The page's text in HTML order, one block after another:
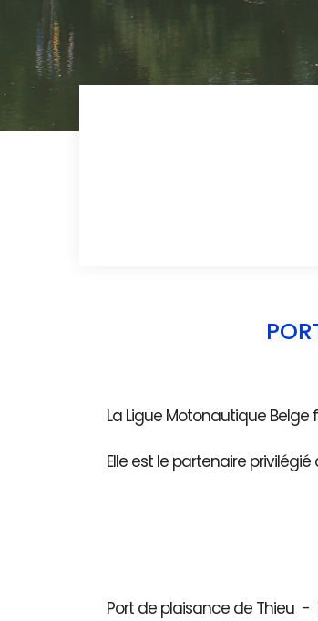
La Ligue Motonautique Belge
Elle est le partenaire privilégié
Port de plaisance de Thieu -